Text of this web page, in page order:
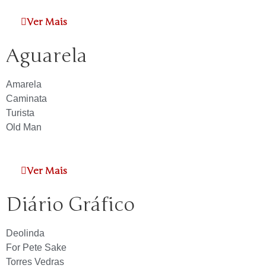
Ver Mais
Aguarela
Amarela
Caminata
Turista
Old Man
Ver Mais
Diário Gráfico
Deolinda
For Pete Sake
Torres Vedras